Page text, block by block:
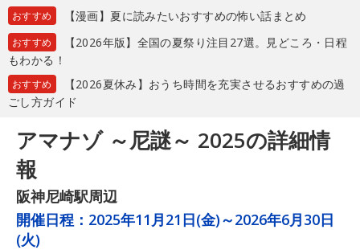
おすすめ 【漫画】夏に読みたいおすすめの怖い話まとめ
おすすめ
【2026年版】全国の夏祭り注目27選。見どころ・日程
もわかる！
おすすめ
【2026夏休み】おうち時間を充実させるおすすめの過
ごし方ガイド
アマナゾ ～尼謎～ 2025の詳細情
報
阪神尼崎駅周辺
開催日程： 2025年11月21日(金)～2026年6月30日
(火)